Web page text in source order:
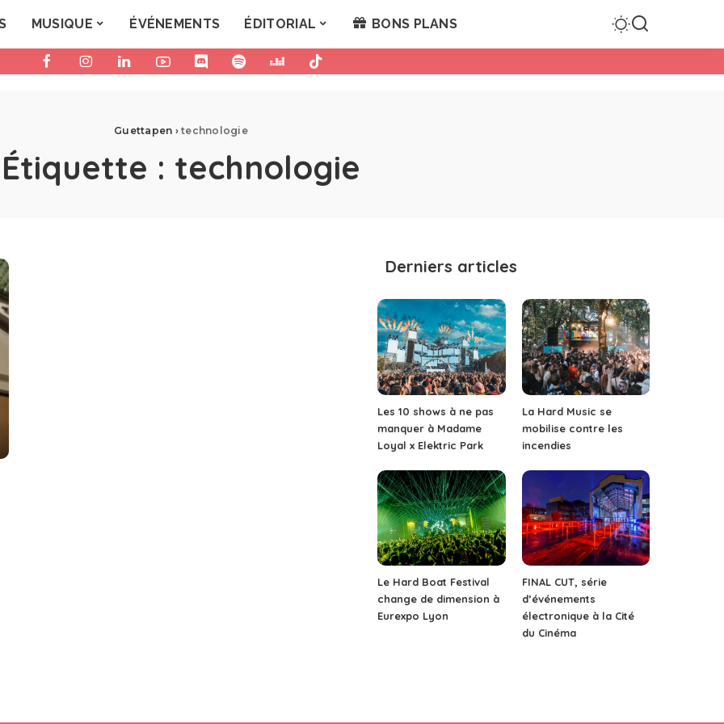
MUSIQUE ÉVÉNEMENTS ÉDITORIAL BONS PLANS
Guettapen ›technologie
Étiquette : technologie
Derniers articles
Les 10 shows à ne pas
manquer à Madame
Loyal x Elektric Park
La Hard Music se
mobilise contre les
incendies
Le Hard Boat Festival
change de dimension à
Eurexpo Lyon
FINAL CUT, série
d’événements
électronique à la Cité
du Cinéma